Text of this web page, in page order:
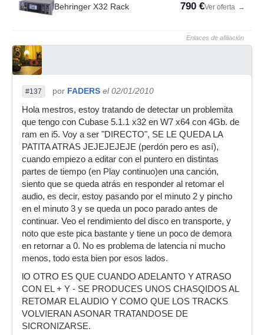
Behringer X32 Rack 790 €Ver oferta →
Enlaces de afiliación
#137 por FADERS el 02/01/2010
Hola mestros, estoy tratando de detectar un problemita
que tengo con Cubase 5.1.1 x32 en W7 x64 con 4Gb. de
ram en i5. Voy a ser "DIRECTO", SE LE QUEDA LA
PATITA ATRAS JEJEJEJEJE (perdón pero es así),
cuando empiezo a editar con el puntero en distintas
partes de tiempo (en Play continuo)en una canción,
siento que se queda atrás en responder al retomar el
audio, es decir, estoy pasando por el minuto 2 y pincho
en el minuto 3 y se queda un poco parado antes de
continuar. Veo el rendimiento del disco en transporte, y
noto que este pica bastante y tiene un poco de demora
en retornar a 0. No es problema de latencia ni mucho
menos, todo esta bien por esos lados.
lO OTRO ES QUE CUANDO ADELANTO Y ATRASO
CON EL + Y - SE PRODUCES UNOS CHASQIDOS AL
RETOMAR EL AUDIO Y COMO QUE LOS TRACKS
VOLVIERAN ASONAR TRATANDOSE DE
SICRONIZARSE.